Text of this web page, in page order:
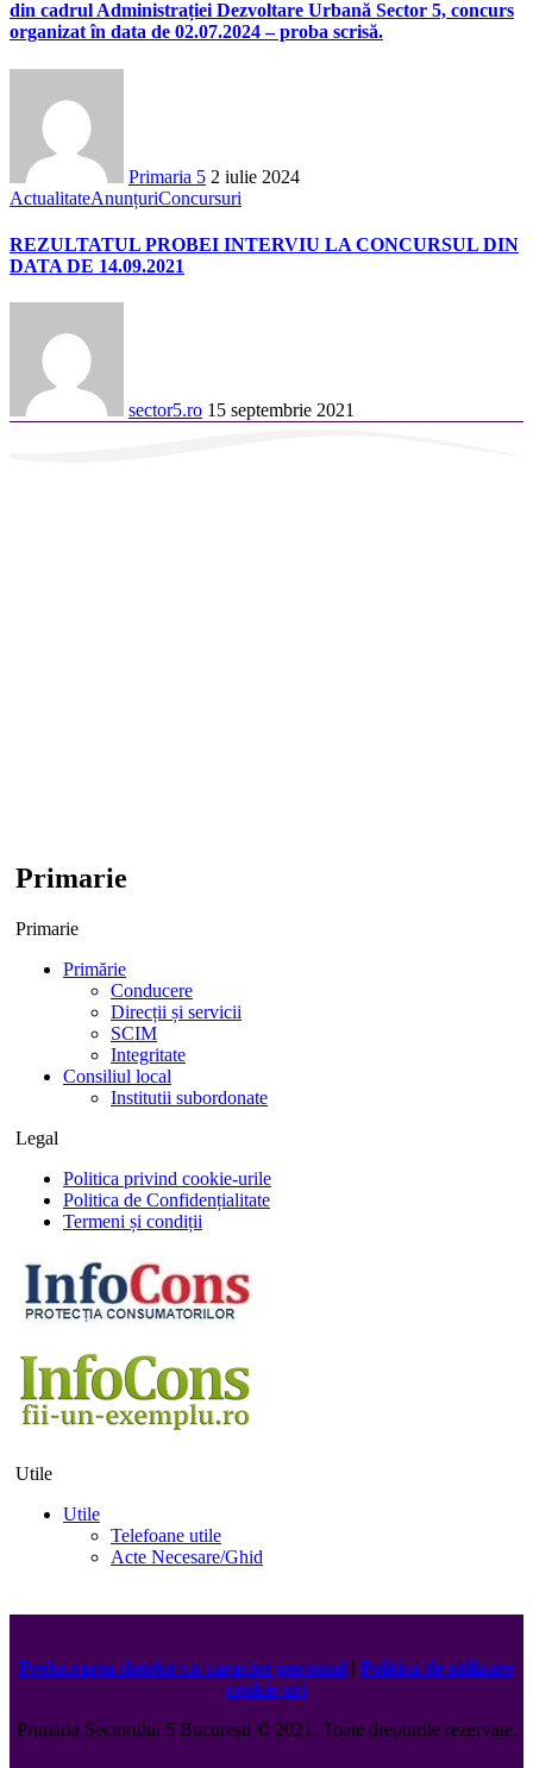
din cadrul Administrației Dezvoltare Urbană Sector 5, concurs
organizat în data de 02.07.2024 – proba scrisă.
Primaria 5 2 iulie 2024
ActualitateAnunțuriConcursuri
REZULTATUL PROBEI INTERVIU LA CONCURSUL DIN
DATA DE 14.09.2021
sector5.ro 15 septembrie 2021
Primarie
Primarie
Primărie
Conducere
Direcții și servicii
SCIM
Integritate
Consiliul local
Institutii subordonate
Legal
Politica privind cookie-urile
Politica de Confidențialitate
Termeni și condiții
Utile
Utile
Telefoane utile
Acte Necesare/Ghid
Prelucrarea datelor cu caracter personal | Politica de utilizare
cookie-uri
Primăria Sectorului 5 București ©️2021. Toate drepturile rezervate.